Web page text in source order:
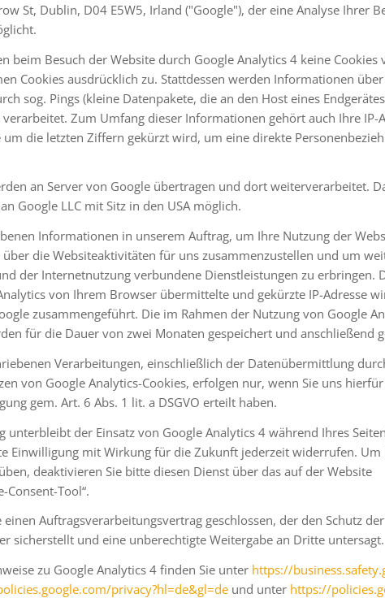
St, Dublin, D04 E5W5, Irland ("Google"), der eine Analyse Ihrer
beim Besuch der Website durch Google Analytics 4 keine Cookies
Cookies ausdrücklich zu. Stattdessen werden Informationen
sog. Pings (kleine Datenpakete, die an den Host eines
Zum Umfang dieser Informationen gehört auch Ihre IP-
die letzten Ziffern gekürzt wird, um eine direkte
an Server von Google übertragen und dort weiterverarbeitet.
Google LLC mit Sitz in den USA möglich.
Informationen in unserem Auftrag, um Ihre Nutzung der
über die Websiteaktivitäten für uns zusammenzustellen und um
der Internetnutzung verbundene Dienstleistungen zu erbringen.
von Ihrem Browser übermittelte und gekürzte IP-Adresse
zusammengeführt. Die im Rahmen der Nutzung von Google
für die Dauer von zwei Monaten gespeichert und anschließend
Verarbeitungen, einschließlich der Datenübermittlung
von Google Analytics-Cookies, erfolgen nur, wenn Sie uns
gem. Art. 6 Abs. 1 lit. a DSGVO erteilt haben.
unterbleibt der Einsatz von Google Analytics 4 während Ihres
Einwilligung mit Wirkung für die Zukunft jederzeit widerrufen. Um
deaktivieren Sie bitte diesen Dienst über das auf der Website
Consent-Tool“.
Auftragsverarbeitungsvertrag geschlossen, der den Schutz
sicherstellt und eine unberechtigte Weitergabe an Dritte untersagt.
zu Google Analytics 4 finden Sie unter https://
/privacy?hl=de&gl=de und unter https://